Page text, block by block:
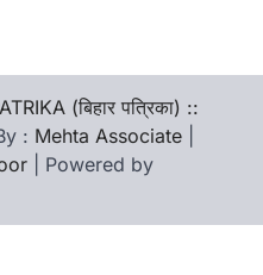
(बिहार पत्रिका) ::
: Mehta Associate
| Powered by